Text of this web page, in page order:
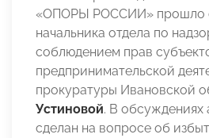
«ОПОРЫ РОССИИ» прошло
начальника отдела по
соблюдением прав
предпринимательской
прокуратуры Ивановской
Устиновой. В обсуждениях
сделан на вопросе об